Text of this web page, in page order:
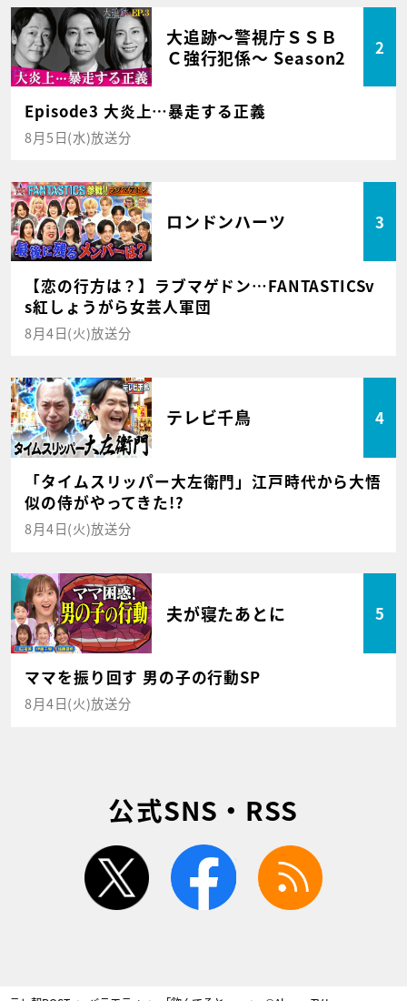
大追跡～警視庁ＳＳＢ
Ｃ強行犯係～ Season2
2
Episode3 大炎上…暴走する正義
8月5日(水)放送分
ロンドンハーツ 3
【恋の行方は？】ラブマゲドン…FANTASTICSv
s紅しょうがら女芸人軍団
8月4日(火)放送分
テレビ千鳥 4
「タイムスリッパー大左衛門」江戸時代から大悟
似の侍がやってきた!?
8月4日(火)放送分
夫が寝たあとに 5
ママを振り回す 男の子の行動SP
8月4日(火)放送分
公式SNS・RSS
twitter facebook